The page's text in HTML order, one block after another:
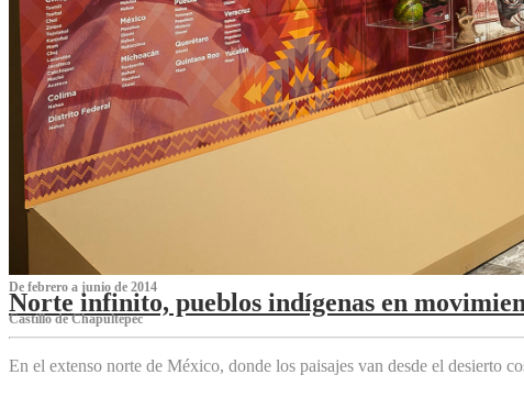
De febrero a junio de 2014
Norte infinito, pueblos indígenas en
Castillo de Chapultepec
En el extenso norte de México, donde los paisajes van desde el desierto